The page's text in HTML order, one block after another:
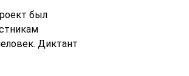
был
Диктант